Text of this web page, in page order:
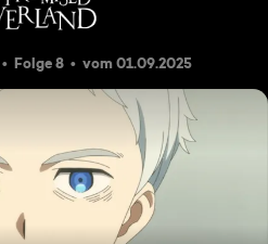
Folge 8 vom 01.09.2025